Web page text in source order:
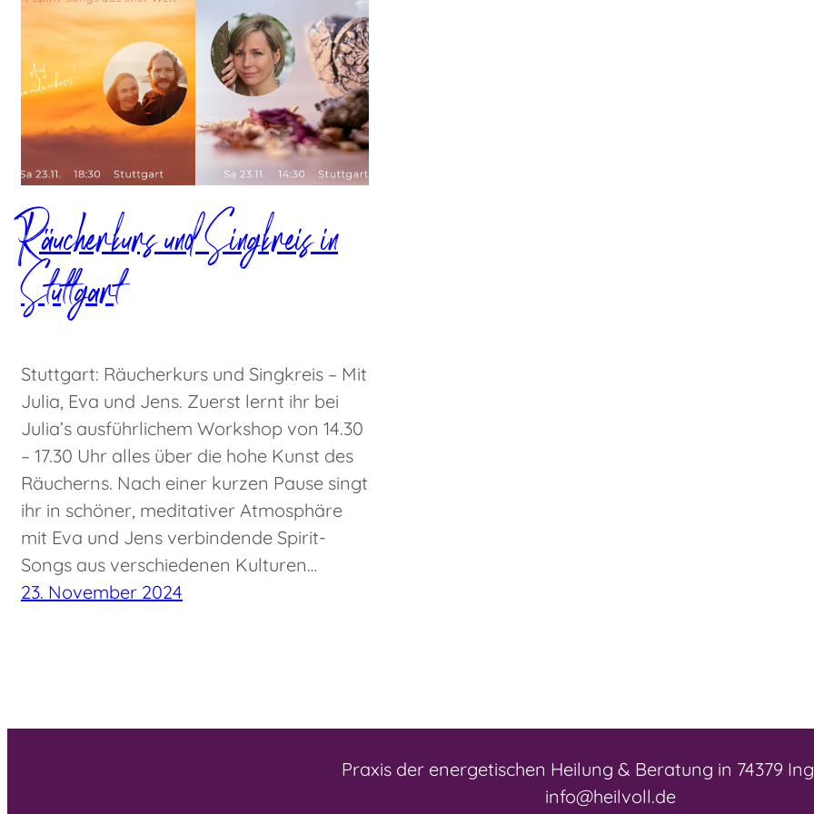
Räucherkurs und Singkreis in
Stuttgart
Stuttgart: Räucherkurs und Singkreis – Mit
Julia, Eva und Jens. Zuerst lernt ihr bei
Julia’s ausführlichem Workshop von 14.30
– 17.30 Uhr alles über die hohe Kunst des
Räucherns. Nach einer kurzen Pause singt
ihr in schöner, meditativer Atmosphäre
mit Eva und Jens verbindende Spirit-
Songs aus verschiedenen Kulturen…
23. November 2024
Praxis der energetischen Heilung & Beratung in 74379
info@heilvoll.de